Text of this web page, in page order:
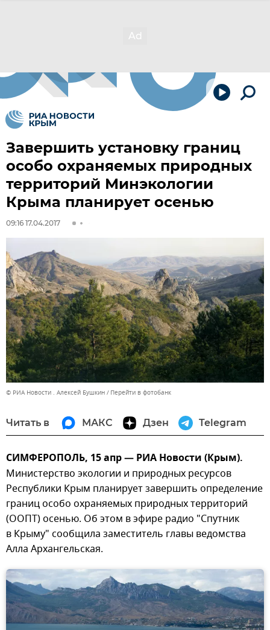
Завершить установку границ
особо охраняемых природных
территорий Минэкологии
Крыма планирует осенью
09:16 17.04.2017
© РИА Новости . Алексей Бушкин Перейти в фотобанк
Читать в МАКС Дзен Telegram
СИМФЕРОПОЛЬ, 15 апр — РИА Новости (Крым).
Министерство экологии и природных ресурсов
Республики Крым планирует завершить определение
границ особо охраняемых природных территорий
(ООПТ) осенью. Об этом в эфире радио "Спутник
в Крыму" сообщила заместитель главы ведомства
Алла Архангельская.